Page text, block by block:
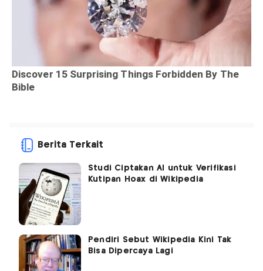
Berita Terkait
Studi Ciptakan AI untuk Verifikasi
Kutipan Hoax di Wikipedia
Pendiri Sebut Wikipedia Kini Tak
Bisa Dipercaya Lagi